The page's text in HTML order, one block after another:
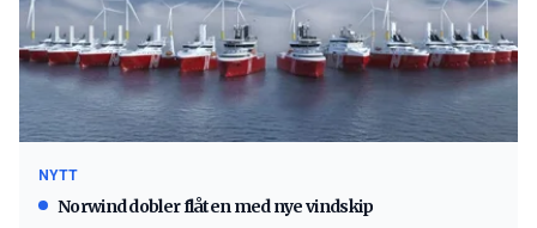
NYTT
Norwind dobler flåten med nye vindskip